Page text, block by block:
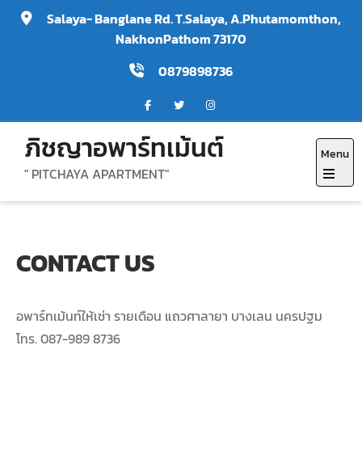
Skip
Salaya- Banglane Rd. T.Salaya, A.Phutamomthon,
NakhonPathom 73170
0879898736
ภิชญาอพาร์ทเม้นต์
" PITCHAYA APARTMENT"
Menu
Open
CONTACT US
อพาร์ทเม้นท์ให้เช่า รายเดือน แถวศาลายา บางเลน นครปฐม
โทร. 087-989 8736